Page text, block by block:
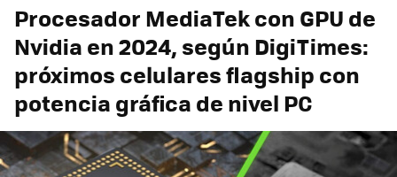
Procesador MediaTek con GPU de
Nvidia en 2024, según DigiTimes:
próximos celulares flagship con
potencia gráfica de nivel PC